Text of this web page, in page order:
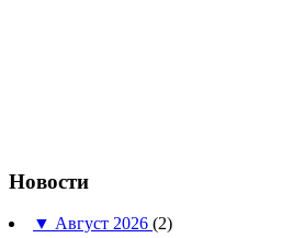
Новости
▼ Август 2026 (2)